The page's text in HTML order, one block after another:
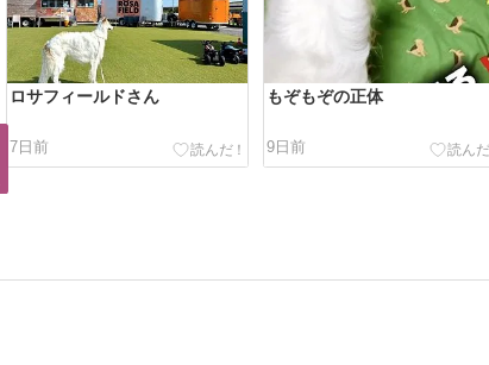
ロサフィールドさん
7日前
もぞもぞの正体
9日前